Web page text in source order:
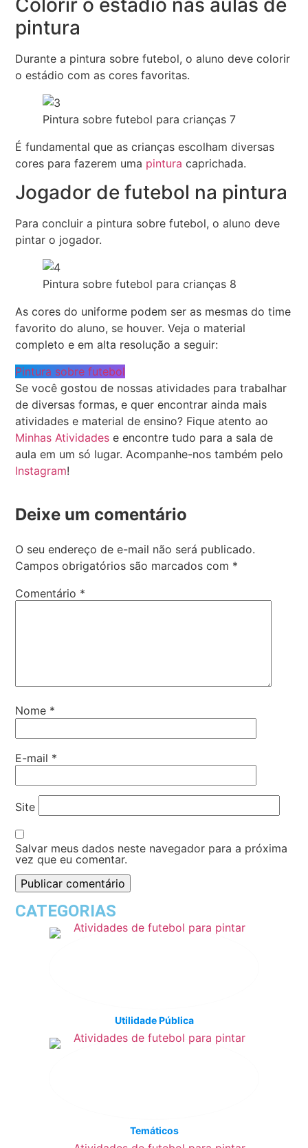
Colorir o estádio nas aulas de
pintura
Durante a pintura sobre futebol, o aluno deve colorir
o estádio com as cores favoritas.
Pintura sobre futebol para crianças 7
É fundamental que as crianças escolham diversas
cores para fazerem uma pintura caprichada.
Jogador de futebol na pintura
Para concluir a pintura sobre futebol, o aluno deve
pintar o jogador.
Pintura sobre futebol para crianças 8
As cores do uniforme podem ser as mesmas do time
favorito do aluno, se houver. Veja o material
completo e em alta resolução a seguir:
Pintura sobre futebol
Se você gostou de nossas atividades para trabalhar
de diversas formas, e quer encontrar ainda mais
atividades e material de ensino? Fique atento ao
Minhas Atividades e encontre tudo para a sala de
aula em um só lugar. Acompanhe-nos também pelo
Instagram!
Deixe um comentário
O seu endereço de e-mail não será publicado.
Campos obrigatórios são marcados com *
Comentário *
Nome *
E-mail *
Site
Salvar meus dados neste navegador para a próxima
vez que eu comentar.
CATEGORIAS
Utilidade Pública
Temáticos